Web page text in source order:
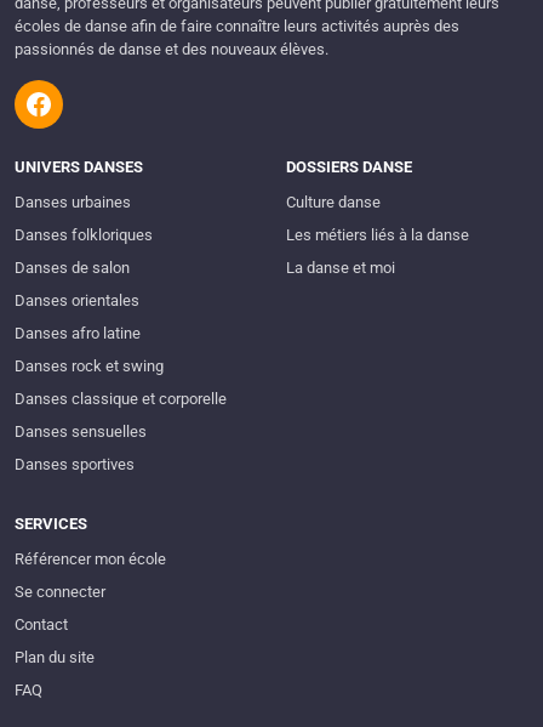
écoles de danse afin de faire connaître leurs activités auprès des
passionnés de danse et des nouveaux élèves.
UNIVERS DANSES
Danses urbaines
Danses folkloriques
Danses de salon
Danses orientales
Danses afro latine
Danses rock et swing
Danses classique et corporelle
Danses sensuelles
Danses sportives
DOSSIERS DANSE
Culture danse
Les métiers liés à la danse
La danse et moi
SERVICES
Référencer mon école
Se connecter
Contact
Plan du site
FAQ